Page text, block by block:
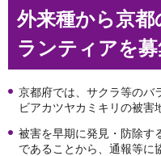
外来種から京
ランティアを募
京都府では、サクラ等のバ
ビアカツヤカミキリの被害
被害を早期に発見・防除す
であることから、通報等に